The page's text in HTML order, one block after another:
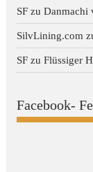
SF zuDanmachi
SilvLining.com
SF zuFlüssiger
Facebook-